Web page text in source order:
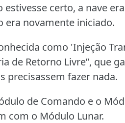
estivesse certo, a nave
era novamente iniciado.
como 'Injeção
de Retorno Livre”, que
precisassem fazer nada.
de Comando e o
com o Módulo Lunar.